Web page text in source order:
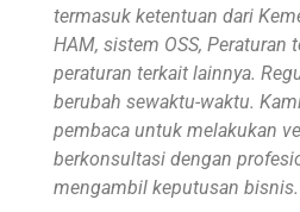
termasuk ketentuan dari
HAM, sistem OSS, Peraturan
peraturan terkait lainnya.
berubah sewaktu-waktu.
pembaca untuk melakukan
berkonsultasi dengan
mengambil keputusan bisnis.